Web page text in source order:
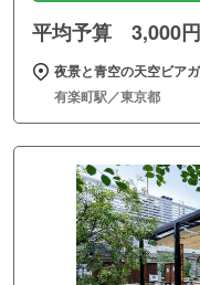
平均予算 3,000円
夜景と青空の天空ビア
有楽町駅／東京都